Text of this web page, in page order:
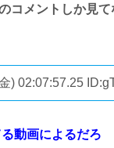
コメントしか見て
) 02:07:57.25
動画によるだろ